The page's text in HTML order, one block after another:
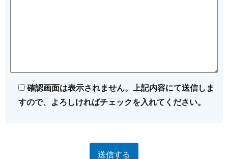
確認画面は表示されません。上記内容にて送信しま
すので、よろしければチェックを入れてください。